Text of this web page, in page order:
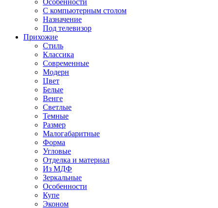
Особенности
С компьютерным столом
Назначение
Под телевизор
Прихожие
Стиль
Классика
Современные
Модерн
Цвет
Белые
Венге
Светлые
Темные
Размер
Малогабаритные
Форма
Угловые
Отделка и материал
Из МДФ
Зеркальные
Особенности
Купе
Эконом